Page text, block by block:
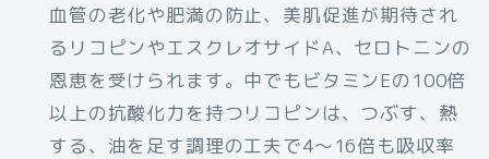
血管の老化や肥満の防止、美肌促進が期待され
るリコピンやエスクレオサイドA、セロトニンの
恩恵を受けられます。中でもビタミンEの100倍
以上の抗酸化力を持つリコピンは、つぶす、熱
する、油を足す調理の工夫で4～16倍も吸収率